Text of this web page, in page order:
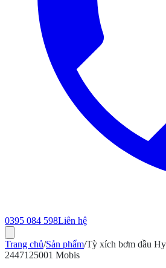
0395 084 598Liên hệ
Trang chủ/Sản phẩm/Tỳ xích bơm dầu
2447125001 Mobis